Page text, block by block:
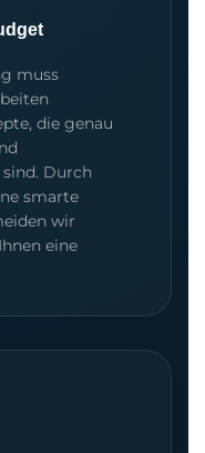
muss
die genau
Durch
smarte
wir
eine